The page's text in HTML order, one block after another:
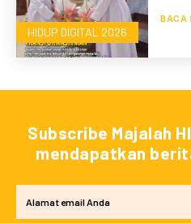
HIDUP DIGITAL 2026
BACA
Subscribe Majalah
mendapatkan